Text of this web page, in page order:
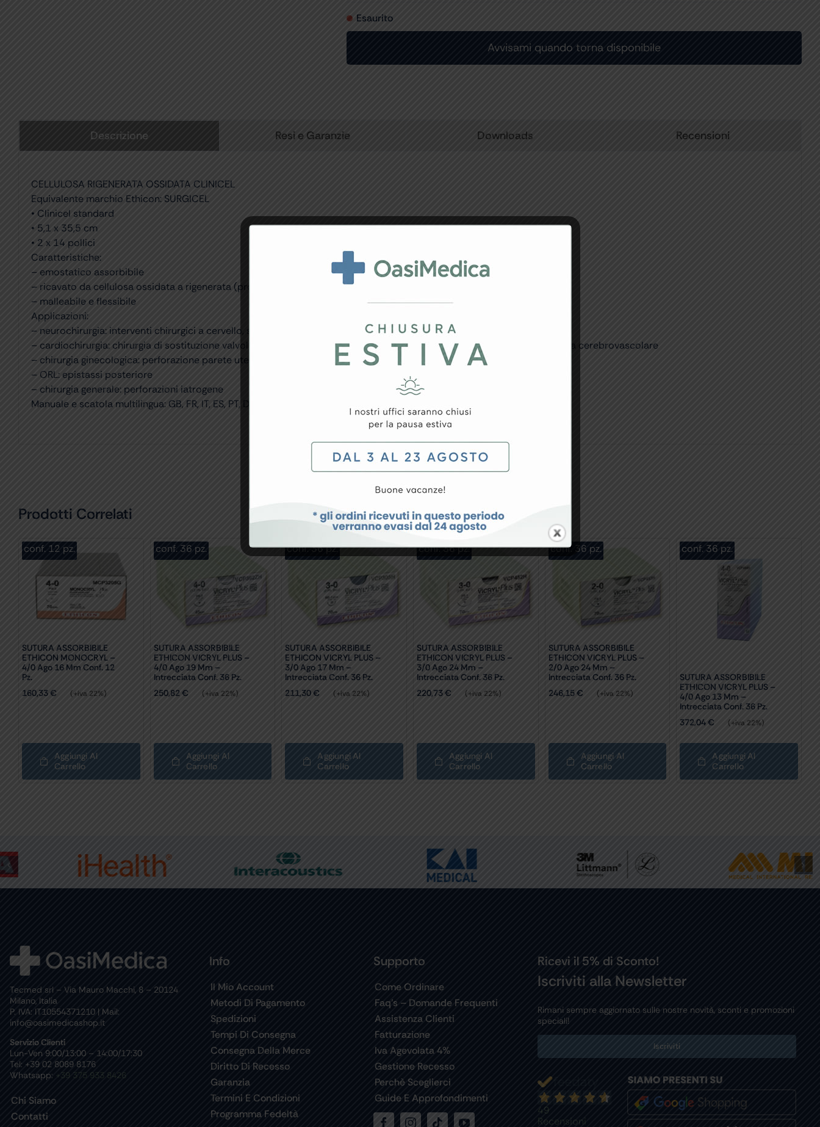
Esaurito
Descrizione Resi e Garanzie Downloads Recensioni
CELLULOSA RIGENERATA OSSIDATA CLINICEL
Equivalente marchio Ethicon: SURGICEL
• Clinicel standard
• 5,1 x 35,5 cm
• 2 x 14 pollici
Caratteristiche:
– emostatico assorbibile
– ricavato da cellulosa ossidata a rigenerata (prodotto a base vegetale)
– malleabile e flessibile
Applicazioni:
– neurochirurgia: interventi chirurgici a cervello, sistema ventricolare, chirurgia spinale
– cardiochirurgia: chirurgia di sostituzione valvola, emorragia midollare di sterna, approccio alla base del cranio, chirurgia cerebrovascolare
– chirurgia ginecologica: perforazione parete uterina
– ORL: epistassi posteriore
– chirurgia generale: perforazioni iatrogene
Manuale e scatola multilingua: GB, FR, IT, ES, PT, DE, GR.
Prodotti Correlati
conf. 12 pz.
SUTURA ASSORBIBILE
ETHICON MONOCRYL –
4/0 Ago 16 Mm Conf. 12
Pz.
160,33 € (+iva 22%)
Aggiungi Al
Carrello
conf. 36 pz.
SUTURA ASSORBIBILE
ETHICON VICRYL PLUS –
4/0 Ago 19 Mm –
Intrecciata Conf. 36 Pz.
250,82€ (+iva 22%)
Aggiungi Al
Carrello
conf. 36 pz.
SUTURA ASSORBIBILE
ETHICON VICRYL PLUS –
3/0 Ago 17 Mm –
Intrecciata Conf. 36 Pz.
211,30€ (+iva 22%)
Aggiungi Al
Carrello
conf. 36 pz.
SUTURA ASSORBIBILE
ETHICON VICRYL PLUS –
3/0 Ago 24 Mm –
Intrecciata Conf. 36 Pz.
220,73€ (+iva 22%)
Aggiungi Al
Carrello
conf. 36 pz.
SUTURA ASSORBIBILE
ETHICON VICRYL PLUS –
2/0 Ago 24 Mm –
Intrecciata Conf. 36 Pz.
246,15 € (+iva 22%)
Aggiungi Al
Carrello
conf. 36 pz.
SUTURA ASSORBIBILE
ETHICON VICRYL PLUS –
4/0 Ago 13 Mm –
Intrecciata Conf. 36 Pz.
372,04€ (+iva 22%)
Aggiungi Al
Carrello
Tecmed srl – Via Mauro Macchi, 8 – 20124
Milano, Italia
P. IVA: IT10554371210 | Mail:
info@oasimedicashop.it
Servizio Clienti
Lun-Ven 9:00/13:00 – 14:00/17:30
Tel: +39 02 8089 8176
Whatsapp: +39 375 933 8426
Chi Siamo
Contatti
Info
Il Mio Account
Metodi Di Pagamento
Spedizioni
Tempi Di Consegna
Consegna Della Merce
Diritto Di Recesso
Garanzia
Termini E Condizioni
Programma Fedeltà
Supporto
Come Ordinare
Faq’s – Domande Frequenti
Assistenza Clienti
Fatturazione
Iva Agevolata 4%
Gestione Recesso
Perchè Sceglierci
Guide E Approfondimenti
Ricevi il 5% di Sconto!
Iscriviti alla Newsletter
Rimani sempre aggiornato sulle nostre novità, sconti e promozioni
speciali!
Iscriviti
49
Recensioni